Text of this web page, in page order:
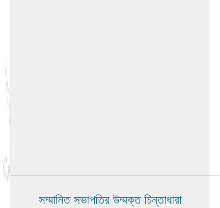
সম্মানিত সভাপতির উম্মক্ত চিন্তাধারা